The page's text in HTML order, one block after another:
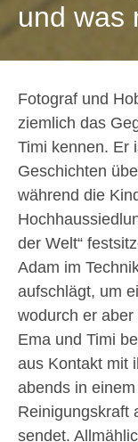
und was
Fotograf und
ziemlich das
Timi kennen. Er
Geschichten
während die
der Welt“
Adam im
aufschlägt, um
wodurch er
Ema und Timi
aus Kontakt mit
abends in
Reinigungskraft
sendet.